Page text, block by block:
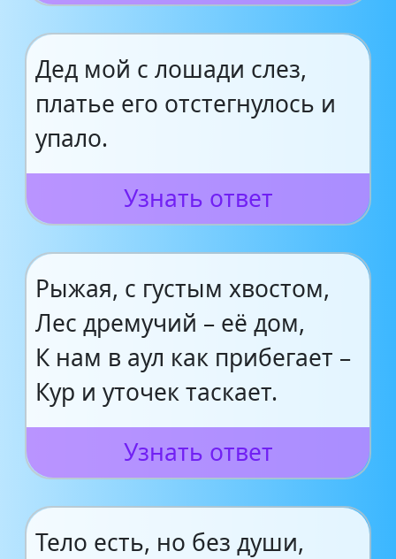
Дед мой с лошади слез,
платье его отстегнулось и
упало.
Узнать ответ
Рыжая, с густым хвостом,
Лес дремучий – её дом,
К нам в аул как прибегает –
Кур и уточек таскает.
Узнать ответ
Тело есть, но без души,